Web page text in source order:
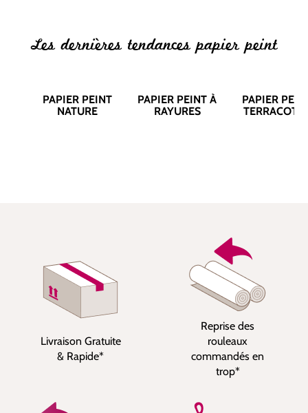
Les dernières tendances papier peint
PAPIER PEINT
NATURE
PAPIER PEINT À
RAYURES
PAPIER
Livraison Gratuite
& Rapide*
Reprise des
rouleaux
commandés en
trop*